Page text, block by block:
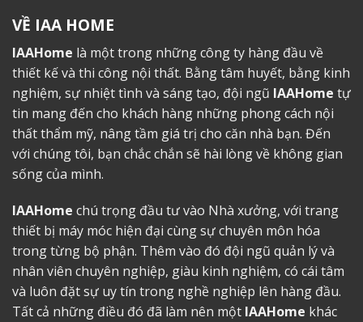
VỀ IAA HOME
IAAHome là một trong những công ty hàng đầu về
thiết kế và thi công nội thất. Bằng tâm huyết, bằng kinh
nghiệm, sự nhiệt tình và sáng tạo, đội ngũ IAAHome tự
tin mang đến cho khách hàng những phong cách nội
thất thẩm mỹ, nâng tầm giá trị cho căn nhà bạn. Đến
với chúng tôi, bạn chắc chắn sẽ hài lòng về không gian
sống của mình.
IAAHome chú trọng đầu tư vào Nhà xưởng, với trang
thiết bị máy móc hiện đại cùng sự chuyên môn hóa
trong từng bộ phận. Thêm vào đó đội ngũ quản lý và
nhân viên chuyên nghiệp, giàu kinh nghiệm, có cái tâm
và luôn đặt sự uy tín trong nghề nghiệp lên hàng đầu.
Tất cả những điều đó đã làm nên một IAAHome khác